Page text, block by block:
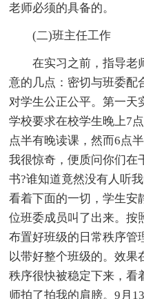
老师必须的具备的。
(二)班主任工作
在实习之前，指导老
意的几点：密切与班委配
对学生公正公平。第一天
学校要求在校学生晚上7
点半有晚读课，然而6点
我很惊奇，便质问你们在
书?谁知道竟然没有人听
看着下面的一切，学生安
位班委成员叫了出来。按
布置好班级的日常秩序管
以带好整个班级的。效果
秩序很快被稳定下来，看
师拍了拍我的肩膀。9月